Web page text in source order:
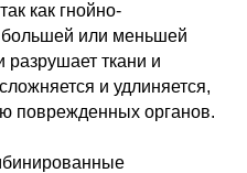
как гнойно-
большей или меньшей
разрушает ткани и
и удлиняется,
поврежденных органов.